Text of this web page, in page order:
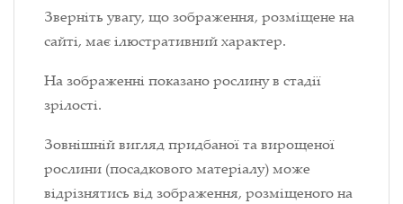
Зверніть увагу, що зображення, розміщене на
сайті, має ілюстративний характер.
На зображенні показано рослину в стадії
зрілості.
Зовнішній вигляд придбаної та вирощеної
рослини (посадкового матеріалу) може
відрізнятись від зображення, розміщеного на